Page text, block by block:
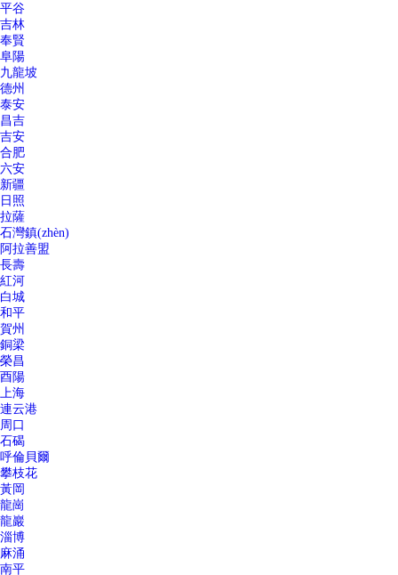
平谷
吉林
奉賢
阜陽
九龍坡
德州
泰安
昌吉
吉安
合肥
六安
新疆
日照
拉薩
石灣鎮(zhèn)
阿拉善盟
長壽
紅河
白城
和平
賀州
銅梁
榮昌
酉陽
上海
連云港
周口
石碣
呼倫貝爾
攀枝花
黃岡
龍崗
龍巖
淄博
麻涌
南平